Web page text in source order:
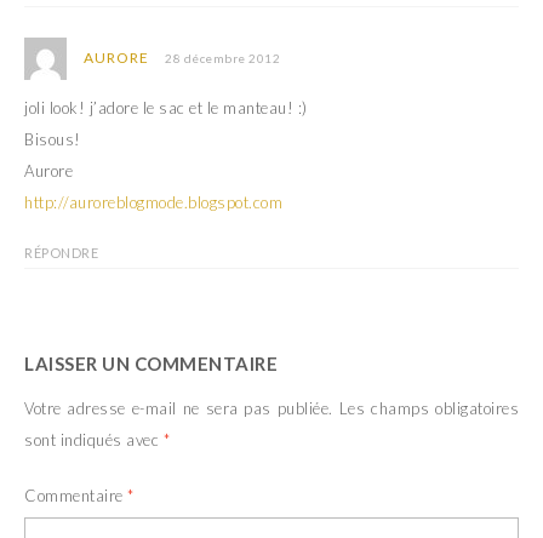
AURORE 28 décembre 2012
joli look! j’adore le sac et le manteau! :)
Bisous!
Aurore
http://auroreblogmode.blogspot.com
RÉPONDRE
LAISSER UN COMMENTAIRE
Votre adresse e-mail ne sera pas publiée. Les champs obligatoires
sont indiqués avec *
Commentaire *